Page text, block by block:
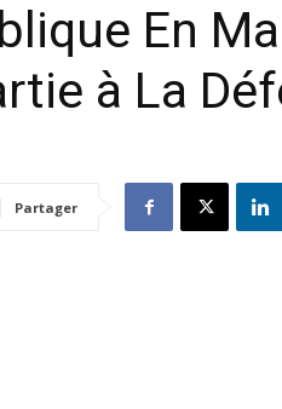
En
à La
Partager